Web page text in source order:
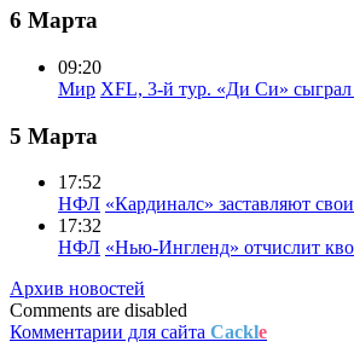
6 Марта
09:20
Мир XFL, 3-й тур. «Ди Си» сыграл
5 Марта
17:52
НФЛ «Кардиналс» заставляют
17:32
НФЛ «Нью-Ингленд» отчислит
Архив новостей
Comments are disabled
Комментарии для сайта Cackle